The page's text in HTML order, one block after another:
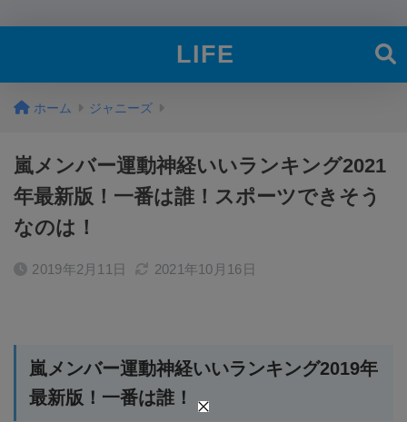
LIFE
ホーム ジャニーズ
嵐メンバー運動神経いいランキング2021
年最新版！一番は誰！スポーツできそう
なのは！
2019年2月11日 2021年10月16日
嵐メンバー運動神経いいランキング2019年
最新版！一番は誰！